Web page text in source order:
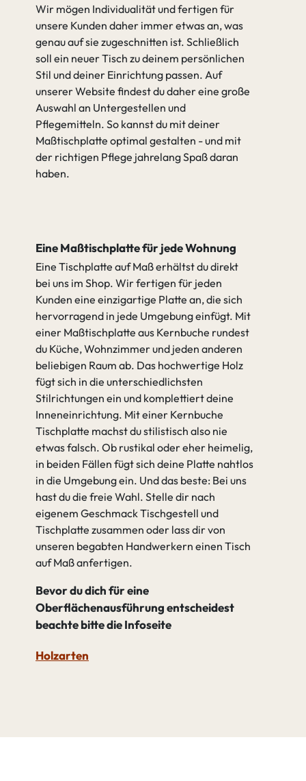
Wir mögen Individualität und fertigen für
unsere Kunden daher immer etwas an, was
genau auf sie zugeschnitten ist. Schließlich
soll ein neuer Tisch zu deinem persönlichen
Stil und deiner Einrichtung passen. Auf
unserer Website findest du daher eine große
Auswahl an Untergestellen und
Pflegemitteln. So kannst du mit deiner
Maßtischplatte optimal gestalten - und mit
der richtigen Pflege jahrelang Spaß daran
haben.
Eine Maßtischplatte für jede Wohnung
Eine Tischplatte auf Maß erhältst du direkt
bei uns im Shop. Wir fertigen für jeden
Kunden eine einzigartige Platte an, die sich
hervorragend in jede Umgebung einfügt. Mit
einer Maßtischplatte aus Kernbuche rundest
du Küche, Wohnzimmer und jeden anderen
beliebigen Raum ab. Das hochwertige Holz
fügt sich in die unterschiedlichsten
Stilrichtungen ein und komplettiert deine
Inneneinrichtung. Mit einer Kernbuche
Tischplatte machst du stilistisch also nie
etwas falsch. Ob rustikal oder eher heimelig,
in beiden Fällen fügt sich deine Platte nahtlos
in die Umgebung ein. Und das beste: Bei uns
hast du die freie Wahl. Stelle dir nach
eigenem Geschmack Tischgestell und
Tischplatte zusammen oder lass dir von
unseren begabten Handwerkern einen Tisch
auf Maß anfertigen.
Bevor du dich für eine
Oberflächenausführung entscheidest
beachte bitte die Infoseite
Holzarten